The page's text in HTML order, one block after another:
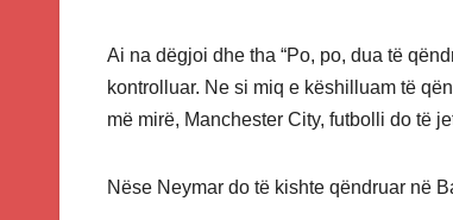
Ai na dëgjoi dhe tha “Po, po, dua të
kontrolluar. Ne si miq e këshilluam të
më mirë, Manchester City, futbolli do të
Nëse Neymar do të kishte qëndruar në